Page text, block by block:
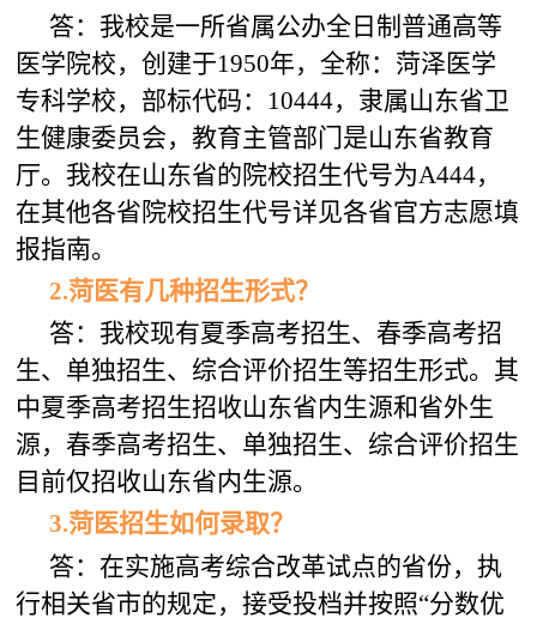
答：我校是一所省属公办全日制普通高等
医学院校，创建于1950年，全称：菏泽医学
专科学校，部标代码：10444，隶属山东省卫
生健康委员会，教育主管部门是山东省教育
厅。我校在山东省的院校招生代号为A444，
在其他各省院校招生代号详见各省官方志愿填
报指南。
2.菏医有几种招生形式？
答：我校现有夏季高考招生、春季高考招
生、单独招生、综合评价招生等招生形式。其
中夏季高考招生招收山东省内生源和省外生
源，春季高考招生、单独招生、综合评价招生
目前仅招收山东省内生源。
3.菏医招生如何录取？
答：在实施高考综合改革试点的省份，执
行相关省市的规定，接受投档并按照“分数优